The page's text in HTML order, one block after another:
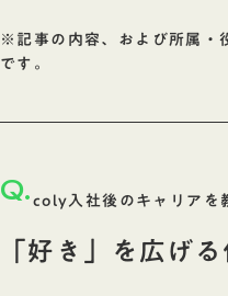
※記事の内容、および所属・
です。
Q. coly入社後のキャリアを
「好き」を広げる